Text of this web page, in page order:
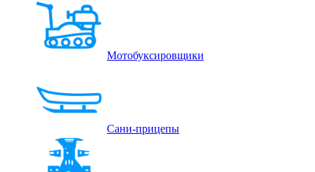
Мотобуксировщики
Сани-прицепы